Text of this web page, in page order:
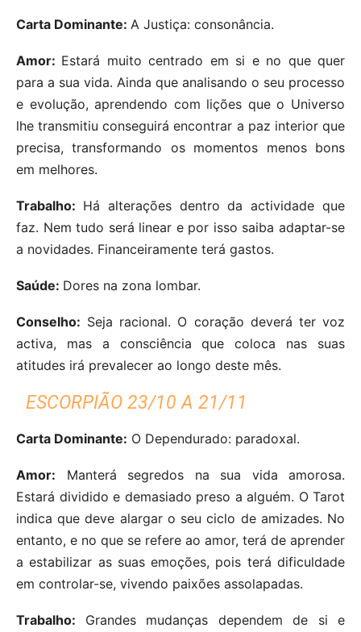
Carta Dominante: A Justiça: consonância.
Amor: Estará muito centrado em si e no que quer
para a sua vida. Ainda que analisando o seu processo
e evolução, aprendendo com lições que o Universo
lhe transmitiu conseguirá encontrar a paz interior que
precisa, transformando os momentos menos bons
em melhores.
Trabalho: Há alterações dentro da actividade que
faz. Nem tudo será linear e por isso saiba adaptar-se
a novidades. Financeiramente terá gastos.
Saúde: Dores na zona lombar.
Conselho: Seja racional. O coração deverá ter voz
activa, mas a consciência que coloca nas suas
atitudes irá prevalecer ao longo deste mês.
ESCORPIÃO 23/10 A 21/11
Carta Dominante: O Dependurado: paradoxal.
Amor: Manterá segredos na sua vida amorosa.
Estará dividido e demasiado preso a alguém. O Tarot
indica que deve alargar o seu ciclo de amizades. No
entanto, e no que se refere ao amor, terá de aprender
a estabilizar as suas emoções, pois terá dificuldade
em controlar-se, vivendo paixões assolapadas.
Trabalho: Grandes mudanças dependem de si e